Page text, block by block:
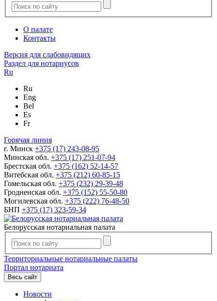
О палате
Контакты
Версия для слабовидящих
Раздел для нотариусов
Ru
Ru
Eng
Bel
Es
Fr
Горячая линия
г. Минск +375 (17) 243-08-95
Минская обл. +375 (17) 251-07-94
Брестская обл. +375 (162) 52-14-57
Витебская обл. +375 (212) 60-85-15
Гомельская обл. +375 (232) 29-39-48
Гродненская обл. +375 (152) 55-50-80
Могилевская обл. +375 (222) 76-48-50
БНП +375 (17) 323-59-34
Белорусская нотариальная палата
Территориальные нотариальные палаты
Портал нотариата
Весь сайт
Новости